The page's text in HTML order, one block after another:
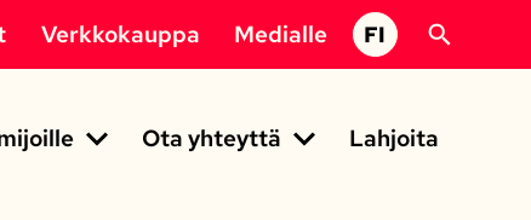
Ota yhteyttä Lahjoita
Verkkokauppa Medialle FI